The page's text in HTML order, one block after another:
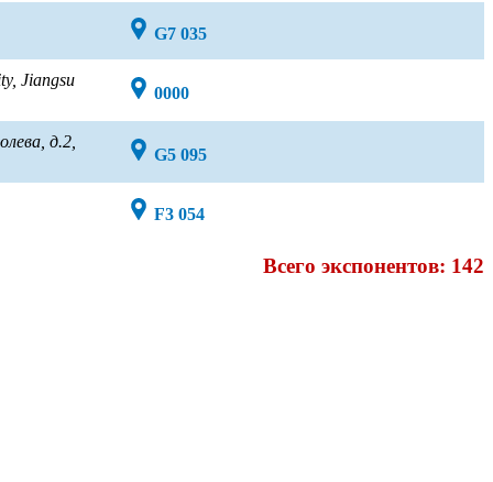
G7 035
Jiangsu
0000
д.2,
G5 095
F3 054
Всего экспонентов: 142